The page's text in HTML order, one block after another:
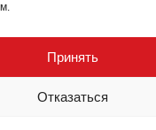
Принять
Отказаться